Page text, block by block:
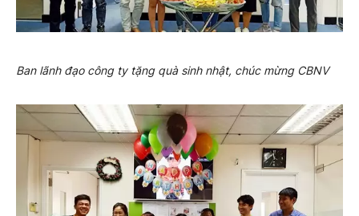
Ban lãnh đạo công ty tặng quà sinh nhật, chúc mừng CBNV